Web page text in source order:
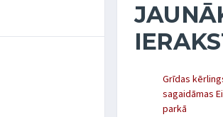
Grīdas
sagaidāmas
parkā